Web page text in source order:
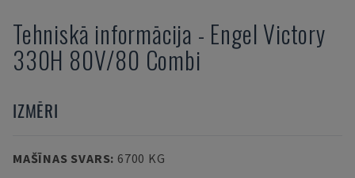
Tehniskā informācija - Engel Victory
330H 80V/80 Combi
IZMĒRI
MAŠĪNAS SVARS: 6700 KG